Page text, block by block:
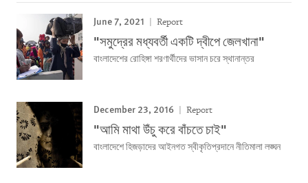
June 7, 2021 Report
"সমুদ্রের মধ্যবর্তী একটি দ্বীপে জেলখানা"
বাংলাদেশের রোহিঙ্গা শরণার্থীদের ভাসান চরে স্থানান্তর
December 23, 2016 Report
"আমি মাথা উঁচু করে বাঁচতে চাই"
বাংলাদেশে হিজড়াদের আইনগত স্বীকৃতিপ্রদানে নীতিমালা লঙ্ঘন